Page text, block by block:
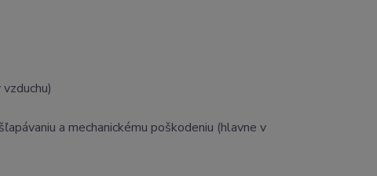
a mechanickému poškodeniu (hlavne v